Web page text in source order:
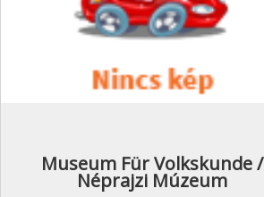
Museum Für Volkskunde /
Néprajzi Múzeum